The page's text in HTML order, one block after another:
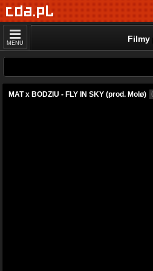
MENU Filmy
MAT x BODZIU - FLY IN SKY (prod. Molø)